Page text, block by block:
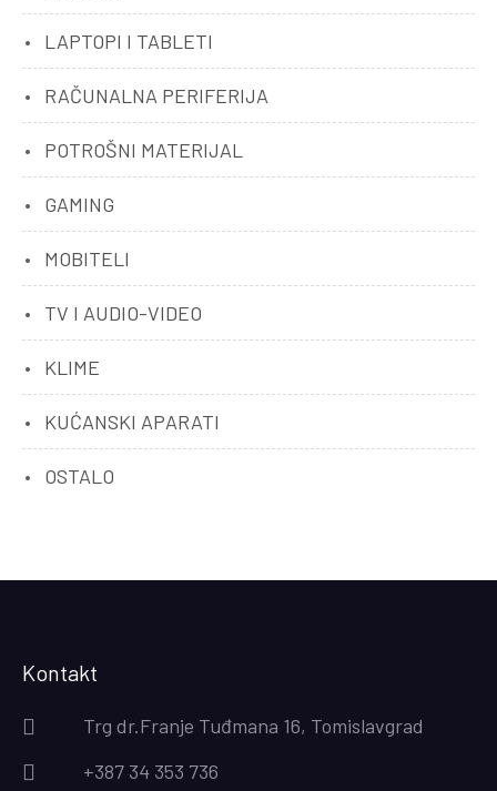
LAPTOPI I TABLETI
RAČUNALNA PERIFERIJA
POTROŠNI MATERIJAL
GAMING
MOBITELI
TV I AUDIO-VIDEO
KLIME
KUĆANSKI APARATI
OSTALO
Kontakt
Trg dr.Franje Tuđmana 16, Tomislavgrad
+387 34 353 736